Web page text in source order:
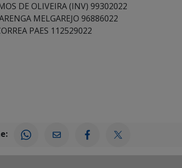
DE OLIVEIRA (INV) 99302022
MELGAREJO 96886022
PAES 112529022